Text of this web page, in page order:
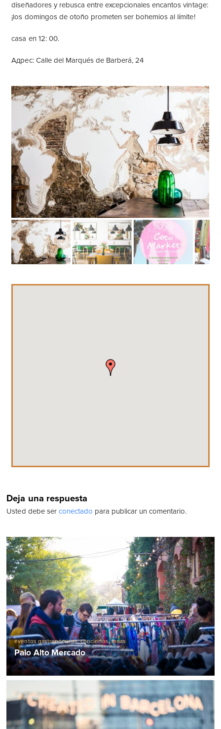
diseñadores y rebusca entre excepcionales encantos vintage:
¡los domingos de otoño prometen ser bohemios al límite!
casa en 12: 00.
Адрес: Calle del Marqués de Barberá, 24
Deja una respuesta
Usted debe ser conectado para publicar un comentario.
eventos gastronómicos,conciertos,ferias
Palo Alto Mercado